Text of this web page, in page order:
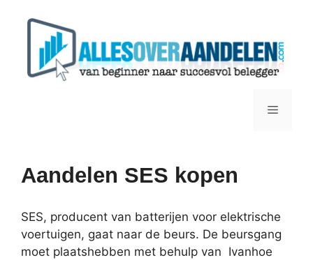
Menu
Aandelen SES kopen
SES, producent van batterijen voor elektrische
voertuigen, gaat naar de beurs. De beursgang
moet plaatshebben met behulp van Ivanhoe